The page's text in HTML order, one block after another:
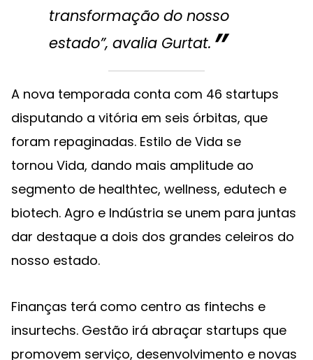
transformação do nosso
estado”, avalia Gurtat.
A nova temporada conta com 46 startups
disputando a vitória em seis órbitas, que
foram repaginadas. Estilo de Vida se
tornou Vida, dando mais amplitude ao
segmento de healthtec, wellness, edutech e
biotech. Agro e Indústria se unem para juntas
dar destaque a dois dos grandes celeiros do
nosso estado.
Finanças terá como centro as fintechs e
insurtechs. Gestão irá abraçar startups que
promovem serviço, desenvolvimento e novas